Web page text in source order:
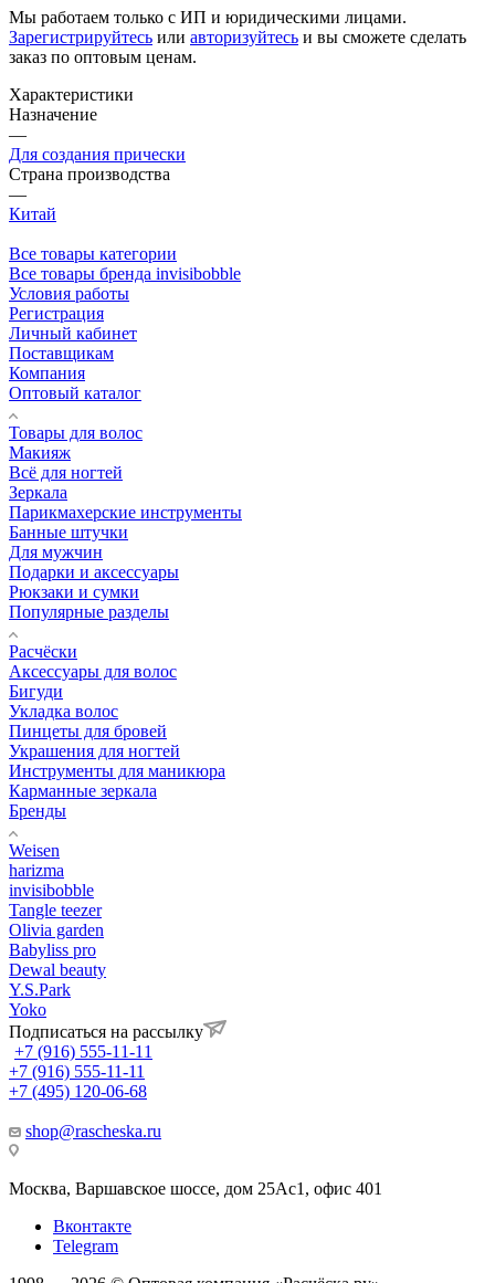
Мы работаем только с ИП и юридическими лицами.
Зарегистрируйтесь или авторизуйтесь и вы сможете сделать
заказ по оптовым ценам.
Характеристики
Назначение
—
Для создания прически
Страна производства
—
Китай
Все товары категории
Все товары бренда invisibobble
Условия работы
Регистрация
Личный кабинет
Поставщикам
Компания
Оптовый каталог
Товары для волос
Макияж
Всё для ногтей
Зеркала
Парикмахерские инструменты
Банные штучки
Для мужчин
Подарки и аксессуары
Рюкзаки и сумки
Популярные разделы
Расчёски
Аксессуары для волос
Бигуди
Укладка волос
Пинцеты для бровей
Украшения для ногтей
Инструменты для маникюра
Карманные зеркала
Бренды
Weisen
harizma
invisibobble
Tangle teezer
Olivia garden
Babyliss pro
Dewal beauty
Y.S.Park
Yoko
Подписаться на рассылку
+7 (916) 555-11-11
+7 (916) 555-11-11
+7 (495) 120-06-68
shop@rascheska.ru
Москва, Варшавское шоссе, дом 25Аc1, офис 401
Вконтакте
Telegram